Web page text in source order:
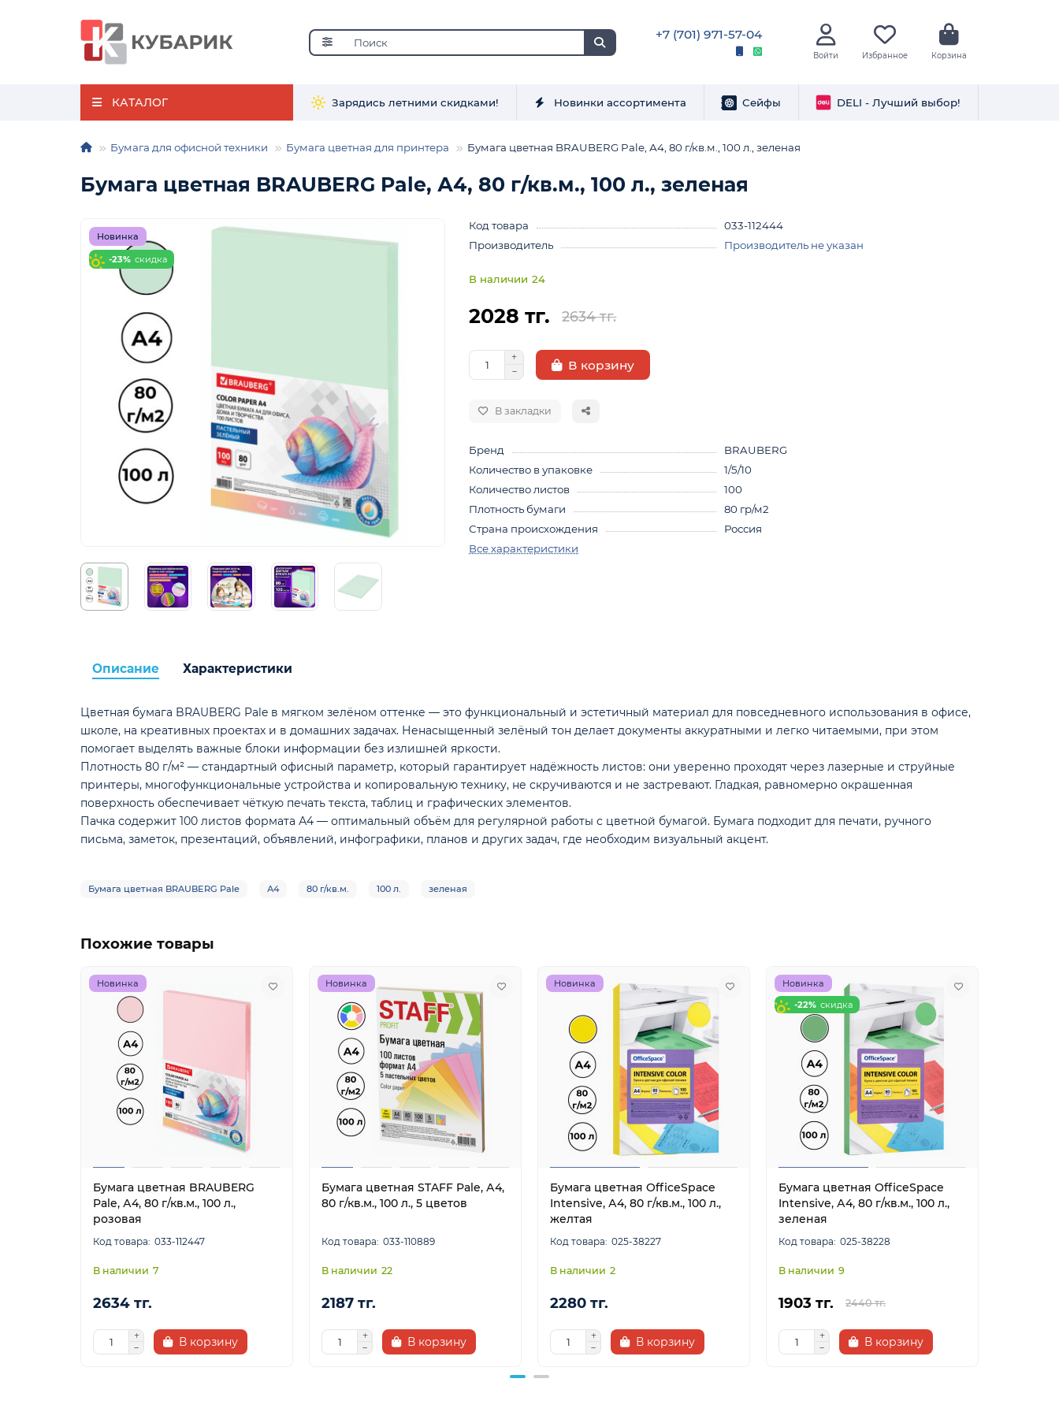
+7 (701) 971-57-04
Войти Избранное Корзина
КАТАЛОГ Зарядись летними скидками! Новинки ассортимента Сейфы DELI - Лучший выбор!
Бумага для офисной техники Бумага цветная для принтера Бумага цветная BRAUBERG Pale, А4, 80 г/кв.м., 100 л., зеленая
Бумага цветная BRAUBERG Pale, А4, 80 г/кв.м., 100 л., зеленая
Новинка
-23%
Код товара
033-112444
Производитель
Производитель не указан
24
2028 тг. 2634 тг.
В корзину
В закладки
Бренд
BRAUBERG
Количество в упаковке
1/5/10
Количество листов
100
Плотность бумаги
80 гр/м2
Страна происхождения
Россия
Все характеристики
Описание Характеристики
Цветная бумага BRAUBERG Pale в мягком зелёном оттенке — это функциональный и эстетичный материал для повседневного использования в офисе,
школе, на креативных проектах и в домашних задачах. Ненасыщенный зелёный тон делает документы аккуратными и легко читаемыми, при этом
помогает выделять важные блоки информации без излишней яркости.
Плотность 80 г/м² — стандартный офисный параметр, который гарантирует надёжность листов: они уверенно проходят через лазерные и струйные
принтеры, многофункциональные устройства и копировальную технику, не скручиваются и не застревают. Гладкая, равномерно окрашенная
поверхность обеспечивает чёткую печать текста, таблиц и графических элементов.
Пачка содержит 100 листов формата А4 — оптимальный объём для регулярной работы с цветной бумагой. Бумага подходит для печати, ручного
письма, заметок, презентаций, объявлений, инфографики, планов и других задач, где необходим визуальный акцент.
Бумага цветная BRAUBERG Pale А4 80 г/кв.м. 100 л. зеленая
Похожие товары
Новинка
Бумага цветная BRAUBERG
Pale, А4, 80 г/кв.м., 100 л.,
розовая
033-112447
7
2634 тг.
В корзину
Новинка
Бумага цветная STAFF Pale, А4,
80 г/кв.м., 100 л., 5 цветов
033-110889
22
2187 тг.
В корзину
Новинка
Бумага цветная OfficeSpace
Intensive, А4, 80 г/кв.м., 100 л.,
желтая
025-38227
2
2280 тг.
В корзину
Новинка
-22%
Бумага цветная OfficeSpace
Intensive, А4, 80 г/кв.м., 100 л.,
зеленая
025-38228
9
1903 тг. 2440 тг.
В корзину